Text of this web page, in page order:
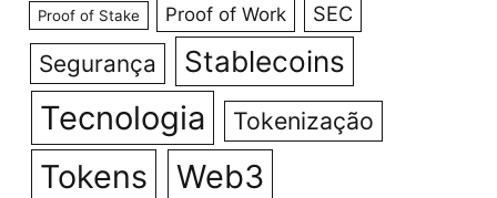
Proof of Stake Proof of Work SEC
Segurança Stablecoins
Tecnologia Tokenização
Tokens Web3